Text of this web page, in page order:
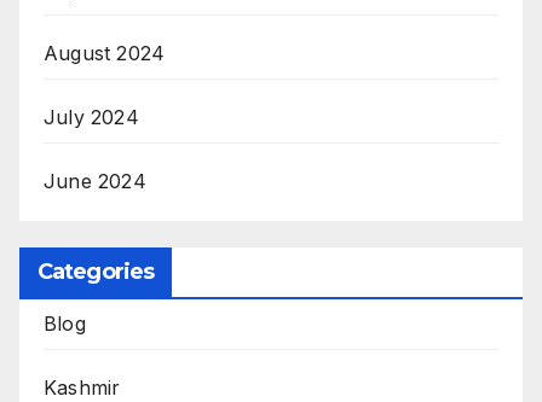
August 2024
July 2024
June 2024
Categories
Blog
Kashmir